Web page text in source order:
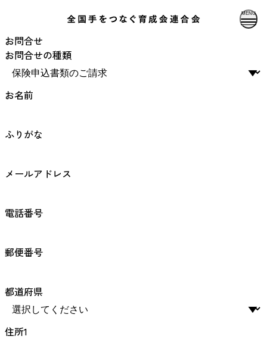
MENU
お問合せ
お問合せの種類
▼
お名前
ふりがな
メールアドレス
電話番号
郵便番号
都道府県
▼
住所1